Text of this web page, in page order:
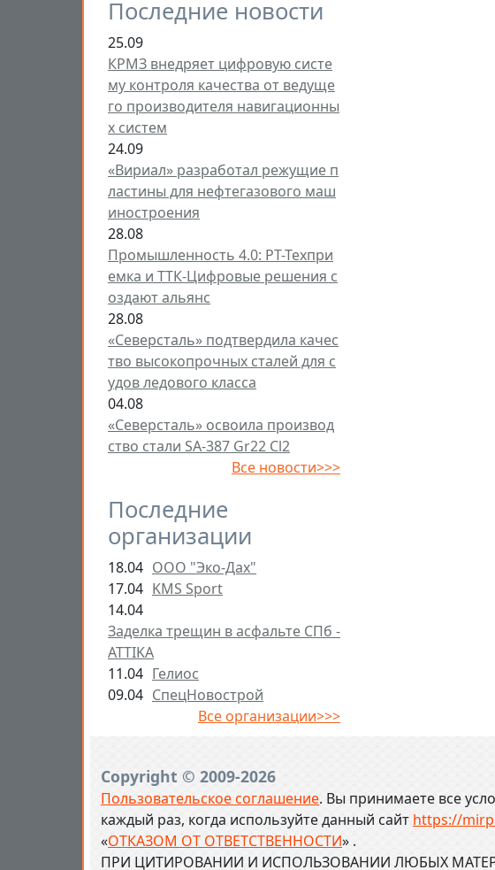
Последние новости
25.09
КРМЗ внедряет цифровую систе
му контроля качества от ведуще
го производителя навигационны
х систем
24.09
«Вириал» разработал режущие п
ластины для нефтегазового маш
иностроения
28.08
Промышленность 4.0: РТ-Техпри
емка и ТТК-Цифровые решения с
оздают альянс
28.08
«Северсталь» подтвердила качес
тво высокопрочных сталей для с
удов ледового класса
04.08
«Северсталь» освоила производ
ство стали SA-387 Gr22 Cl2
Все новости>>>
Последние
организации
18.04 ООО "Эко-Дах"
17.04 KMS Sport
14.04
Заделка трещин в асфальте СПб -
ATTIKA
11.04 Гелиос
09.04 СпецНовострой
Все организации>>>
Copyright © 2009-2026
Пользовательское соглашение. Вы принимаете все
каждый раз, когда используйте данный сайт https://
«ОТКАЗОМ ОТ ОТВЕТСТВЕННОСТИ» .
ПРИ ЦИТИРОВАНИИ И ИСПОЛЬЗОВАНИИ ЛЮБЫХ